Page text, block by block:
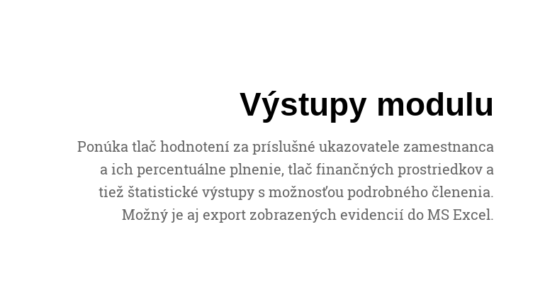
Výstupy modulu
Ponúka tlač hodnotení za príslušné ukazovatele zamestnanca
a ich percentuálne plnenie, tlač finančných prostriedkov a
tiež štatistické výstupy s možnosťou podrobného členenia.
Možný je aj export zobrazených evidencií do MS Excel.